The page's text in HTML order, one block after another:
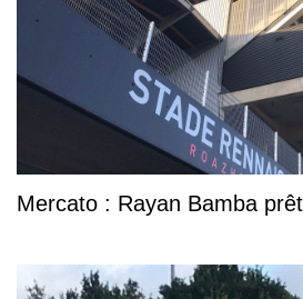
Mercato : Rayan Bamba